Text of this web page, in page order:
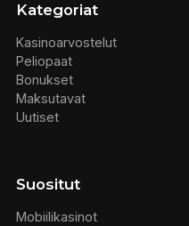
Kategoriat
Kasinoarvostelut
Peliopaat
Bonukset
Maksutavat
Uutiset
Suositut
Mobiilikasinot